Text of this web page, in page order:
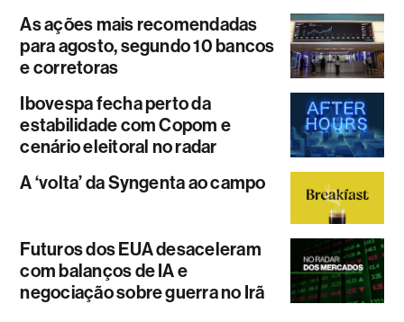
As ações mais recomendadas
para agosto, segundo 10 bancos
e corretoras
Ibovespa fecha perto da
estabilidade com Copom e
cenário eleitoral no radar
A ‘volta’ da Syngenta ao campo
Futuros dos EUA desaceleram
com balanços de IA e
negociação sobre guerra no Irã